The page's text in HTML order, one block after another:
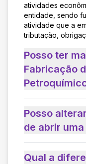
atividades
entidade, sendo
atividade que a
tributação,
Posso ter
Fabricação
Posso
de abrir
Qual a